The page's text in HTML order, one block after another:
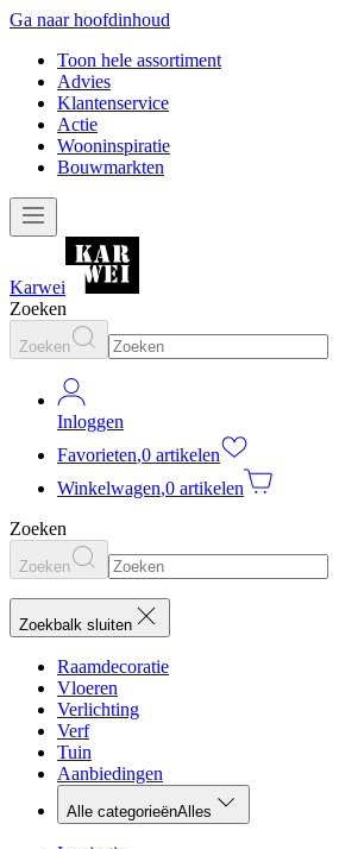
Ga naar hoofdinhoud
Toon hele assortiment
Advies
Klantenservice
Actie
Wooninspiratie
Bouwmarkten
Karwei
Zoeken
Zoeken
Inloggen
Favorieten,0 artikelen
Winkelwagen,0 artikelen
Zoeken
Zoeken
Zoekbalk sluiten
Raamdecoratie
Vloeren
Verlichting
Verf
Tuin
Aanbiedingen
Alle categorieënAlles